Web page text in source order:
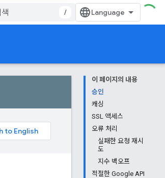
/
이 페이지의 내용
승인
캐싱
SSL 액세스
오류 처리
실패한 요청 재시
도
지수 백오프
적절한 Google API